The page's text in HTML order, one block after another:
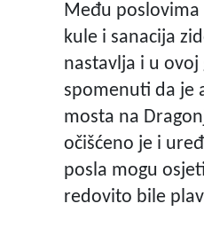
Među poslovima
kule i sanacija
nastavlja i u
spomenuti da je
mosta na
očišćeno je i
posla mogu
redovito bile